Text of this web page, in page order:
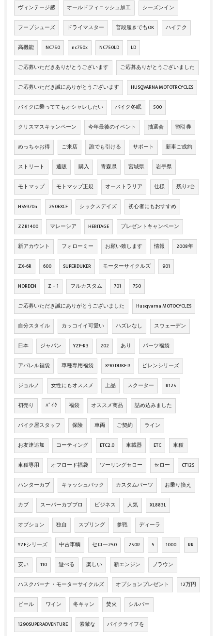
ヴィンテージ感 オールドフィニッシュ加工 シーズンイン
フープシューズ ドライマスター 普段履きでもOK ハイテク
高機能 NC750 nc750x NC750LD LD
ご応募いただきありがとうございます ご応募ありがとうございました
ご応募いただき誠にありがとうございます HUSQVARNA MOTOTRCYCLES
バイクに乗っててもオシャレしたい バイク冬眠 500
クリスマスキャンペーン 今年最後のイベント 抽選会 割引券
めっちゃお得 ご来店 誰でも引ける サポート 新車ご成約
ストリート 通販 購入 青森県 宮城県 岩手県
モトマップ モトマップ正規 オーストラリア 仕様 残り2台
HSS970n 250EXCF シックスデイズ 初心者にもおすすめ
ZZR1400 マレーシア HERITAGE プレゼントキャンペーン
新アカウント フォローミー お願い致します 情報 2008年
ZX‐6R 600 SUPERDUKER モーターサイクルズ 901
NORDEN Z－1 フルカスタム 701 750
ご応募いただき誠にありがとうございました Husqvarna MOTOCYCLES
自分スタイル カッコイイ可愛い ハズレなし スウェーデン
日本 ジャパン YZF-R3 202 あり パーツ福袋
アパレル福袋 車種専用福袋 890 DUKE R ピレンシリーズ
ジョルノ 女性にもオススメ 上品 スクーター R125
初売り ﾊﾞｲｸ 福袋 オススメ商品 詰め込みました
バイク屋スタッフ 保険 車両 ご契約 ライン
お友達追加 コーティング ETC2.0 車載器 ETC 車種
車種専用 オフロード福袋 ツーリングセロー セロー CT125
ハンターカブ キャッシュバック カスタムパーツ お乗り換え
カブ スーパーカブプロ ビジネス 人気 XL883L
オプション 独自 スプリング 参戦 ディーラ
YZFシリーズ 中古車輌 セロー250 250R S 1000 RR
安い 110 遊べる 楽しい 新エンジン ブラウン
ハスクバーナ ・モーターサイクルズ オプションプレゼント 12万円
ビール ワイン 冬キャン 焚火 シルバー
1290SUPERADVENTURE 素敵な バイクライフを